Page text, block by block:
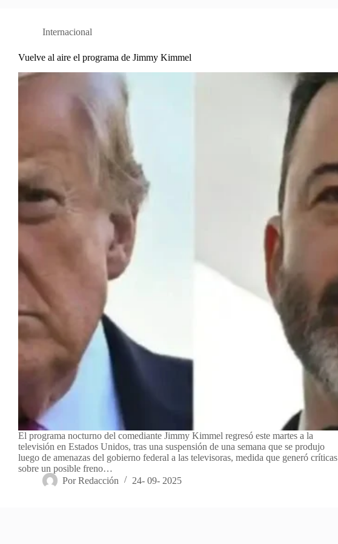
Internacional
Vuelve al aire el programa de Jimmy Kimmel
El programa nocturno del comediante Jimmy Kimmel regresó este martes a la
televisión en Estados Unidos, tras una suspensión de una semana que se produjo
luego de amenazas del gobierno federal a las televisoras, medida que generó críticas
sobre un posible freno…
Por Redacción 24- 09- 2025